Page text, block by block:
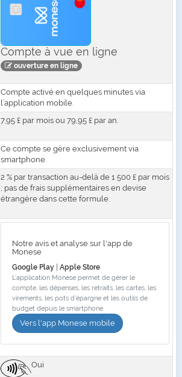
Compte à vue en ligne
ouverture en ligne
Compte activé en quelques minutes via
l’application mobile.
7,95 £ par mois ou 79,95 £ par an.
Ce compte se gère exclusivement via
smartphone.
2 % par transaction au-delà de 1 500 £ par mois
; pas de frais supplémentaires en devise
étrangère dans cette formule.
Notre avis et analyse sur l'app de
Monese
Google Play| Apple Store
L’application Monese permet de gérer le
compte, les dépenses, les retraits, les cartes, les
virements, les pots d’épargne et les outils de
budget depuis le smartphone.
Vers l'app Monese mobile
Oui